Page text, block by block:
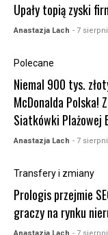
Upały topią zyski
Anastazja Lach - 7
Polecane
Niemal 900 tys.
McDonalda Polska!
Siatkówki Plażowej
Anastazja Lach - 7
Transfery i zmiany
Prologis przejmie
graczy na rynku